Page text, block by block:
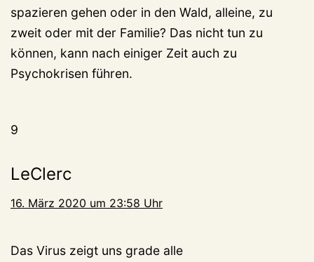
spazieren gehen oder in den Wald, alleine, zu
zweit oder mit der Familie? Das nicht tun zu
können, kann nach einiger Zeit auch zu
Psychokrisen führen.
9
LeClerc
16. März 2020 um 23:58 Uhr
Das Virus zeigt uns grade alle